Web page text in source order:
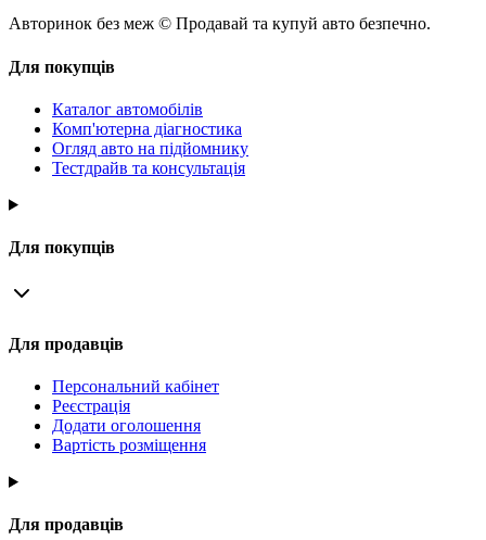
Авторинок без меж © Продавай та купуй авто безпечно.
Для покупців
Каталог автомобілів
Комп'ютерна діагностика
Огляд авто на підйомнику
Тестдрайв та консультація
Для покупців
Для продавців
Персональний кабінет
Реєстрація
Додати оголошення
Вартість розміщення
Для продавців